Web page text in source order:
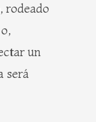
rodeado
un
será